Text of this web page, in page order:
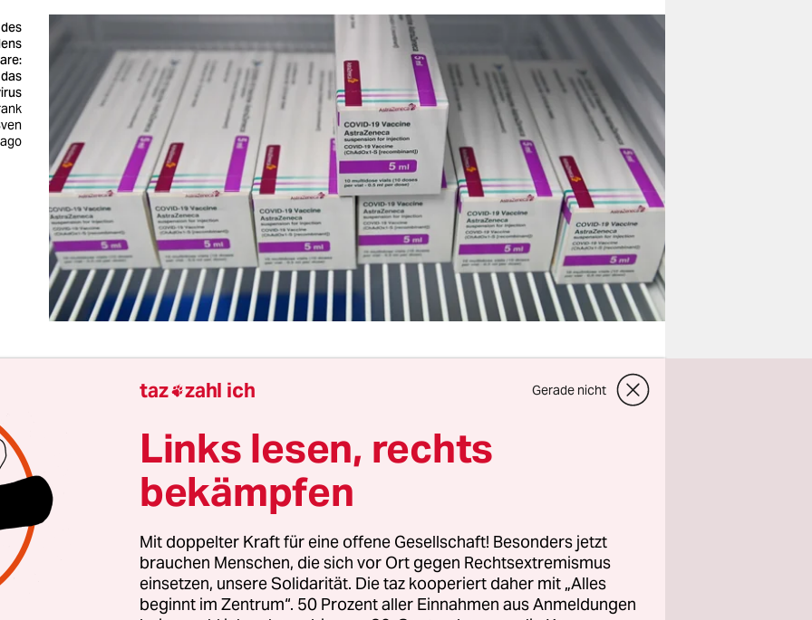
größte Aufstockung der Finanzmittel in der Geschichte
IWF. Der Währungsfonds ist eine Sonderorganisation der
Nationen, der besonders angeschlagenen Staaten
erweitert er seine Reserven um sage und schreibe
davon soll den Ländern zufließen, die von der
gebeutelt sind. Und das sind fast alle Staaten
taz zahl ich Gerade nicht
Links lesen, rechts
bekämpfen
Mit doppelter Kraft für eine offene Gesellschaft! Besonders jetzt
brauchen Menschen, die sich vor Ort gegen Rechtsextremismus
einsetzen, unsere Solidarität. Die taz kooperiert daher mit „Alles
beginnt im Zentrum“. 50 Prozent aller Einnahmen aus Anmeldungen